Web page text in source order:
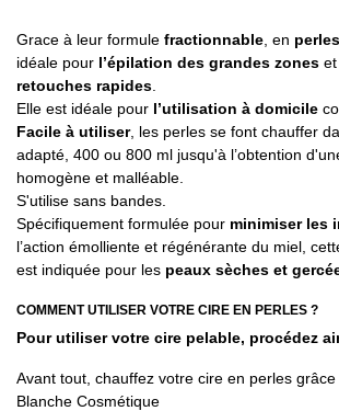
Grace à leur formule fractionnable , en perles
idéale pour l’épilation des grandes zones
retouches rapides
Elle est idéale pour l’utilisation à domicile
Facile à utiliser, les perles se font chauffer
adapté, 400 ou 800 ml jusqu'à l’obtention
homogène et malléable.
S'utilise sans bandes.
Spécifiquement formulée pour minimiser les
l’action émolliente et régénérante du miel,
est indiquée pour les peaux sèches et
COMMENT UTILISER VOTRE CIRE EN PERLES ?
Pour utiliser votre cire pelable, procédez
Avant tout, chauffez votre cire en perles
Blanche Cosmétique